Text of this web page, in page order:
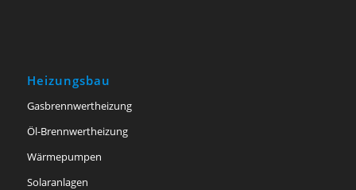
Heizungsbau
Gasbrennwertheizung
Öl-Brennwertheizung
Wärmepumpen
Solaranlagen